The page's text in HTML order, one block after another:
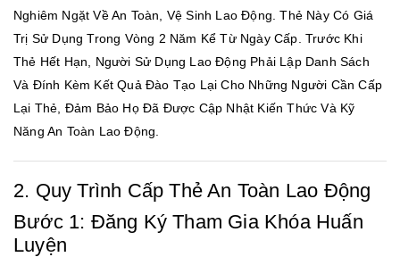
Nghiêm Ngặt Về An Toàn, Vệ Sinh Lao Động. Thẻ Này Có Giá
Trị Sử Dụng Trong Vòng 2 Năm Kể Từ Ngày Cấp. Trước Khi
Thẻ Hết Hạn, Người Sử Dụng Lao Động Phải Lập Danh Sách
Và Đính Kèm Kết Quả Đào Tạo Lại Cho Những Người Cần Cấp
Lại Thẻ, Đảm Bảo Họ Đã Được Cập Nhật Kiến Thức Và Kỹ
Năng An Toàn Lao Động.
2. Quy Trình Cấp Thẻ An Toàn Lao Động
Bước 1: Đăng Ký Tham Gia Khóa Huấn
Luyện